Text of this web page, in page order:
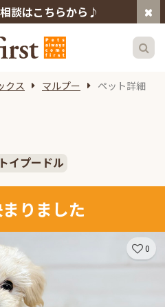
談はこちらから♪
クス マルプー ペット詳細
イプードル
りました
0